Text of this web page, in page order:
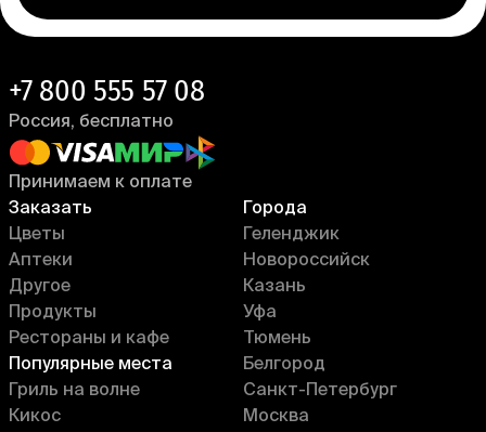
Заказать
Цветы
Аптеки
Другое
Продукты
Рестораны и кафе
Популярные места
Гриль на волне
Кикос
Города
Геленджик
Новороссийск
Казань
Уфа
Тюмень
Белгород
Санкт-Петербург
Москва
+7 800 555 57 08
Россия, бесплатно
Принимаем к оплате